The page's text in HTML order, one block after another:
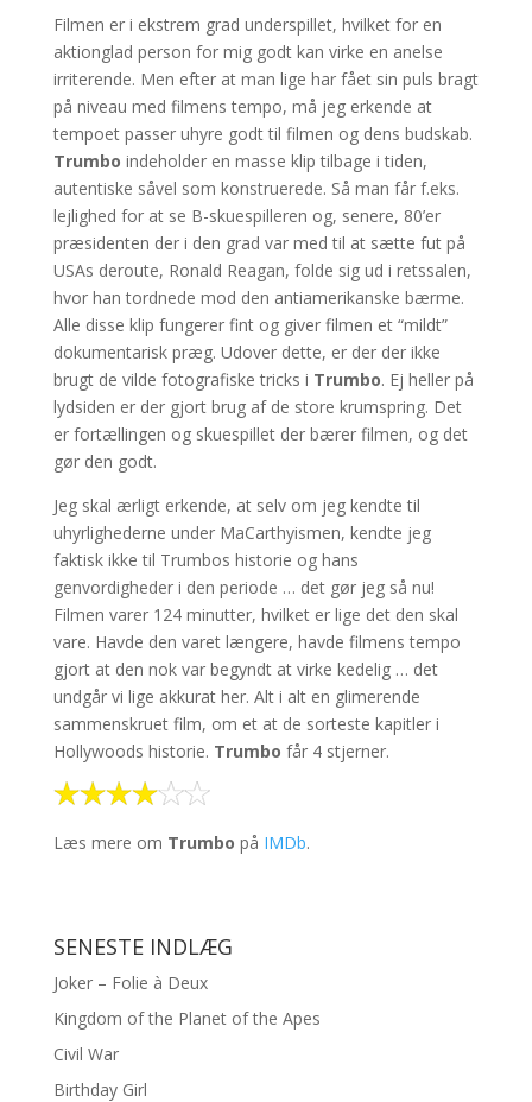
Filmen er i ekstrem grad underspillet, hvilket for en
aktionglad person for mig godt kan virke en anelse
irriterende. Men efter at man lige har fået sin puls bragt
på niveau med filmens tempo, må jeg erkende at
tempoet passer uhyre godt til filmen og dens budskab.
Trumbo indeholder en masse klip tilbage i tiden,
autentiske såvel som konstruerede. Så man får f.eks.
lejlighed for at se B-skuespilleren og, senere, 80’er
præsidenten der i den grad var med til at sætte fut på
USAs deroute, Ronald Reagan, folde sig ud i retssalen,
hvor han tordnede mod den antiamerikanske bærme.
Alle disse klip fungerer fint og giver filmen et “mildt”
dokumentarisk præg. Udover dette, er der der ikke
brugt de vilde fotografiske tricks i Trumbo. Ej heller på
lydsiden er der gjort brug af de store krumspring. Det
er fortællingen og skuespillet der bærer filmen, og det
gør den godt.
Jeg skal ærligt erkende, at selv om jeg kendte til
uhyrlighederne under MaCarthyismen, kendte jeg
faktisk ikke til Trumbos historie og hans
genvordigheder i den periode … det gør jeg så nu!
Filmen varer 124 minutter, hvilket er lige det den skal
vare. Havde den varet længere, havde filmens tempo
gjort at den nok var begyndt at virke kedelig … det
undgår vi lige akkurat her. Alt i alt en glimerende
sammenskruet film, om et at de sorteste kapitler i
Hollywoods historie. Trumbo får 4 stjerner.
Læs mere om Trumbo på IMDb.
SENESTE INDLÆG
Joker – Folie à Deux
Kingdom of the Planet of the Apes
Civil War
Birthday Girl